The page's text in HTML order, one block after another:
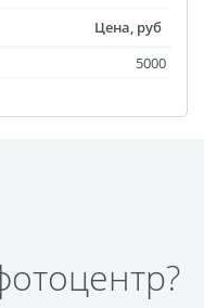
Цена, руб
5000